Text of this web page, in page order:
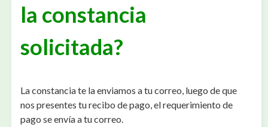
la constancia
solicitada?
La constancia te la enviamos a tu correo, luego de que
nos presentes tu recibo de pago, el requerimiento de
pago se envía a tu correo.